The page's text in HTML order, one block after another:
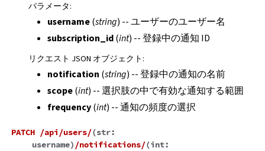
パラメータ:
username(string) -- ユーザーのユーザー名
subscription_id(int) -- 登録中の通知 ID
リクエスト JSON オブジェクト :
notification (string) -- 登録中の通知の名前
scope(int) -- 選択肢の中で有効な通知する範囲
frequency(int) -- 通知の頻度の選択
PATCH /api/users/(str:
username) /notifications/(int: